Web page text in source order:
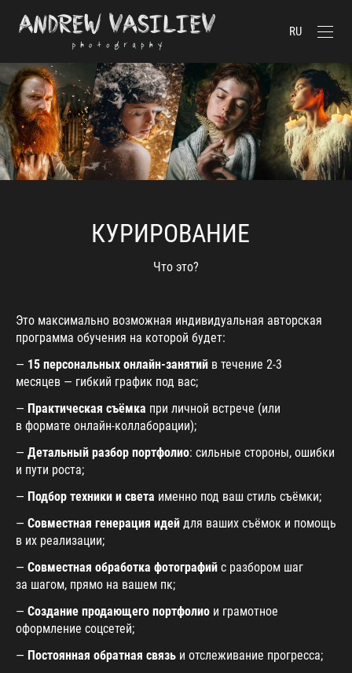
RU
КУРИРОВАНИЕ
Что это?
Это максимально возможная индивидуальная авторская
программа обучения на которой будет:
— 15 персональных онлайн-занятий в течение 2-3
месяцев — гибкий график под вас;
— Практическая съёмка при личной встрече (или
в формате онлайн-коллаборации);
— Детальный разбор портфолио: сильные стороны, ошибки
и пути роста;
— Подбор техники и света именно под ваш стиль съёмки;
— Совместная генерация идей для ваших съёмок и помощь
в их реализации;
— Совместная обработка фотографий с разбором шаг
за шагом, прямо на вашем пк;
— Создание продающего портфолио и грамотное
оформление соцсетей;
— Постоянная обратная связь и отслеживание прогресса;